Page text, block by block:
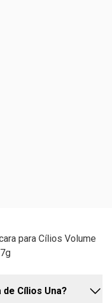
para Cílios Volume
Cílios Una?